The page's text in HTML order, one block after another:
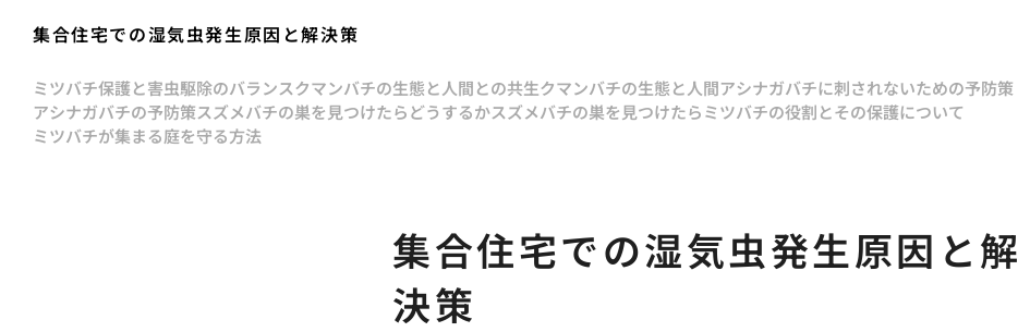
集合住宅での湿気虫発生原因と解決策
ミツバチ保護と害虫駆除のバランスクマンバチの生態と人間との共生クマンバチの生態と人間アシナガバチに刺されないための予防策
アシナガバチの予防策スズメバチの巣を見つけたらどうするかスズメバチの巣を見つけたらミツバチの役割とその保護について
ミツバチが集まる庭を守る方法
集合住宅での湿気虫発生原因と解
決策